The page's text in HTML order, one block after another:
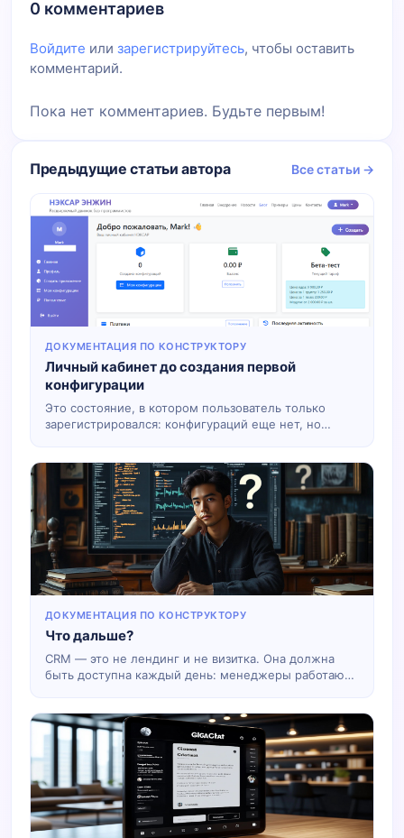
0 комментариев
Войдите или зарегистрируйтесь, чтобы оставить
комментарий.
Пока нет комментариев. Будьте первым!
Предыдущие статьи автора Все статьи →
ДОКУМЕНТАЦИЯ ПО КОНСТРУКТОРУ
Личный кабинет до создания первой
конфигурации
Это состояние, в котором пользователь только
зарегистрировался: конфигураций еще нет, но
ДОКУМЕНТАЦИЯ ПО КОНСТРУКТОРУ
Что дальше?
CRM — это не лендинг и не визитка. Она должна
быть доступна каждый день: менеджеры работают